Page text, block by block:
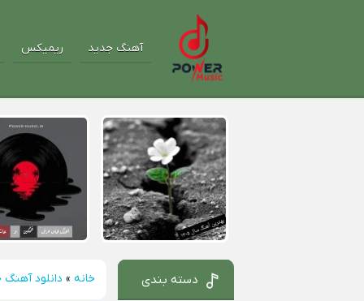
آهنگ جدید ریمیکس
خانه » دانلود دسته بندی